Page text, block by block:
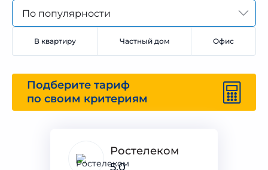
По популярности
В квартиру Частный дом Офис
Подберите тариф
по своим критериям
Ростелеком
5.0